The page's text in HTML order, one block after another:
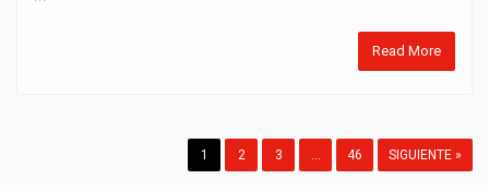
Read More
1 2 3 46 SIGUIENTE »